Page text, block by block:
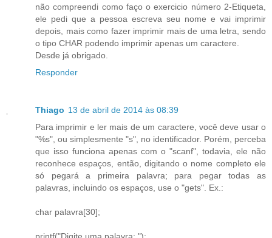
não compreendi como faço o exercicio número 2-Etiqueta,
ele pedi que a pessoa escreva seu nome e vai imprimir
depois, mais como fazer imprimir mais de uma letra, sendo
o tipo CHAR podendo imprimir apenas um caractere.
Desde já obrigado.
Responder
Thiago 13 de abril de 2014 às 08:39
Para imprimir e ler mais de um caractere, você deve usar o
"%s", ou simplesmente "s", no identificador. Porém, perceba
que isso funciona apenas com o "scanf", todavia, ele não
reconhece espaços, então, digitando o nome completo ele
só pegará a primeira palavra; para pegar todas as
palavras, incluindo os espaços, use o "gets". Ex.:
char palavra[30];